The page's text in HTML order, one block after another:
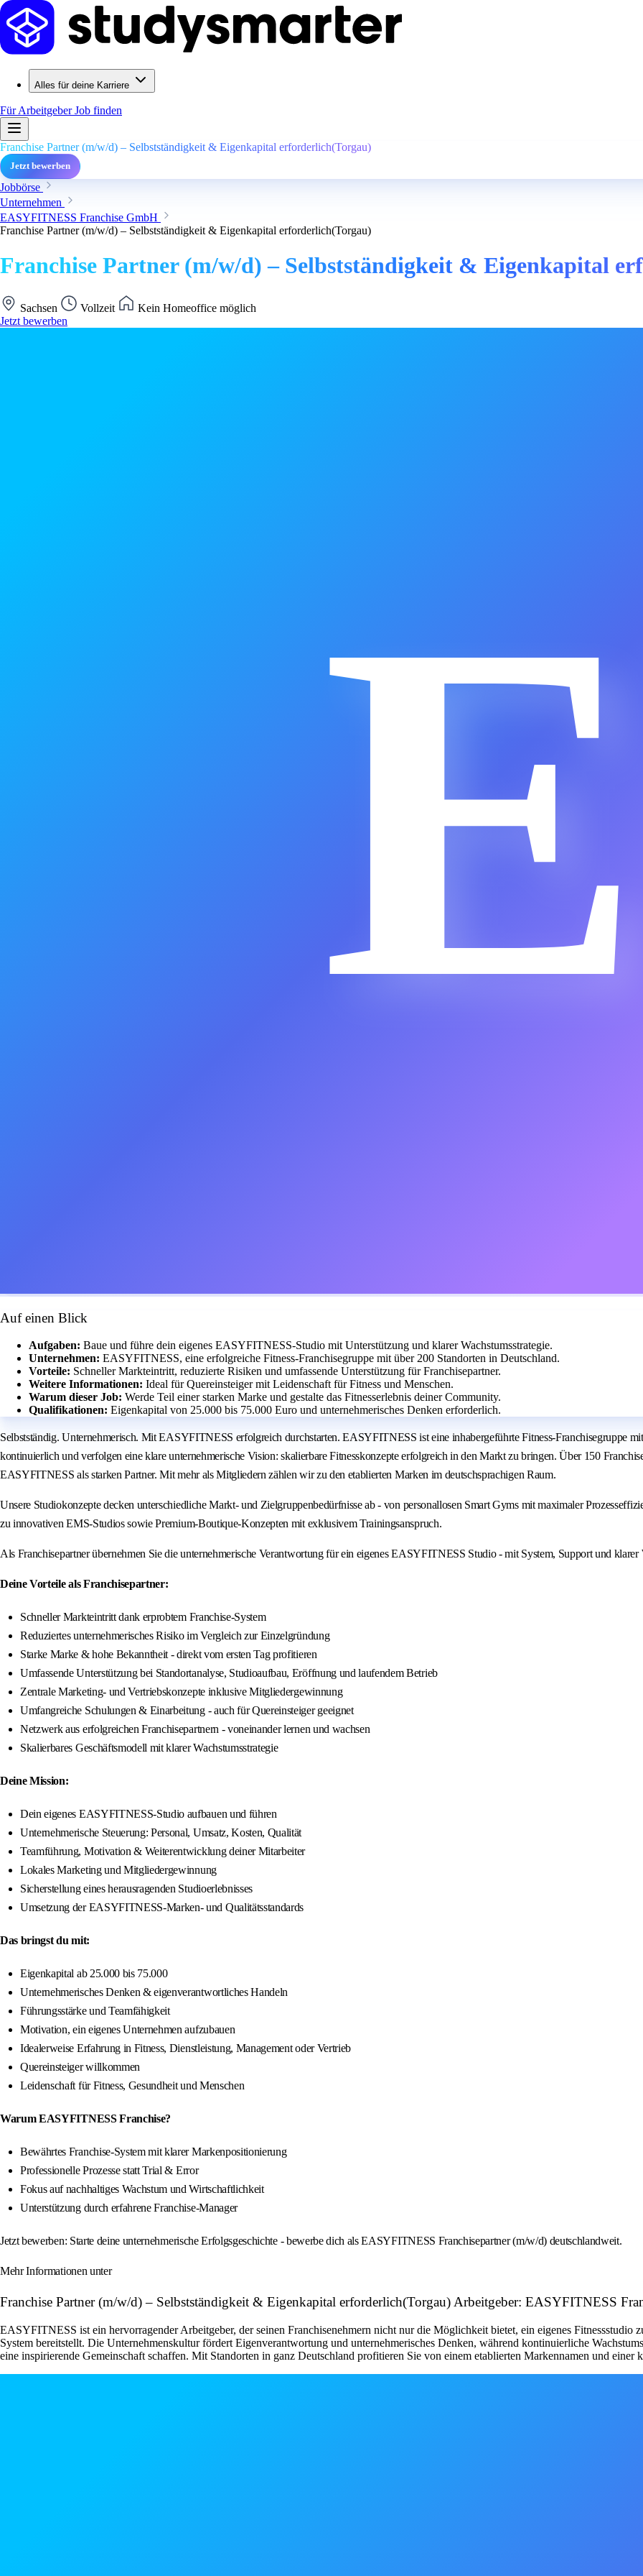
Alles für deine Karriere
Für ArbeitgeberJob finden
Franchise Partner (m/w/d) – Selbstständigkeit & Eigenkapital erforderlich(Torgau)
Jetzt bewerben
Jobbörse
Unternehmen
EASYFITNESS Franchise GmbH
Franchise Partner (m/w/d) – Selbstständigkeit & Eigenkapital erforderlich(Torgau)
Franchise Partner (m/w/d) – Selbstständigkeit & Eigenkapital
Sachsen Vollzeit
Kein Homeoffice möglich
Jetzt bewerben
E
Auf einen Blick
Aufgaben: Baue und führe dein eigenes EASYFITNESS-Studio mit Unterstützung und klarer Wachstumsstrategie.
Unternehmen: EASYFITNESS, eine erfolgreiche Fitness-Franchisegruppe mit über 200 Standorten in Deutschland.
Vorteile: Schneller Markteintritt, reduzierte Risiken und umfassende Unterstützung für Franchisepartner.
Weitere Informationen: Ideal für Quereinsteiger mit Leidenschaft für Fitness und Menschen.
Warum dieser Job: Werde Teil einer starken Marke und gestalte das Fitnesserlebnis deiner Community.
Qualifikationen: Eigenkapital von 25.000 bis 75.000 Euro und unternehmerisches Denken erforderlich.
Selbstständig. Unternehmerisch. Mit EASYFITNESS erfolgreich durchstarten. EASYFITNESS ist eine inhabergeführte Fitness-Franchisegruppe
kontinuierlich und verfolgen eine klare unternehmerische Vision: skalierbare Fitnesskonzepte erfolgreich in den Markt zu bringen. Über 150
EASYFITNESS als starken Partner. Mit mehr als Mitgliedern zählen wir zu den etablierten Marken im deutschsprachigen Raum.
Unsere Studiokonzepte decken unterschiedliche Markt- und Zielgruppenbedürfnisse ab - von personallosen Smart Gyms mit maximaler
zu innovativen EMS-Studios sowie Premium-Boutique-Konzepten mit exklusivem Trainingsanspruch.
Als Franchisepartner übernehmen Sie die unternehmerische Verantwortung für ein eigenes EASYFITNESS Studio - mit System, Support und klarer
Deine Vorteile als Franchisepartner:
Schneller Markteintritt dank erprobtem Franchise-System
Reduziertes unternehmerisches Risiko im Vergleich zur Einzelgründung
Starke Marke & hohe Bekanntheit - direkt vom ersten Tag profitieren
Umfassende Unterstützung bei Standortanalyse, Studioaufbau, Eröffnung und laufendem Betrieb
Zentrale Marketing- und Vertriebskonzepte inklusive Mitgliedergewinnung
Umfangreiche Schulungen & Einarbeitung - auch für Quereinsteiger geeignet
Netzwerk aus erfolgreichen Franchisepartnern - voneinander lernen und wachsen
Skalierbares Geschäftsmodell mit klarer Wachstumsstrategie
Deine Mission:
Dein eigenes EASYFITNESS-Studio aufbauen und führen
Unternehmerische Steuerung: Personal, Umsatz, Kosten, Qualität
Teamführung, Motivation & Weiterentwicklung deiner Mitarbeiter
Lokales Marketing und Mitgliedergewinnung
Sicherstellung eines herausragenden Studioerlebnisses
Umsetzung der EASYFITNESS-Marken- und Qualitätsstandards
Das bringst du mit:
Eigenkapital ab 25.000 bis 75.000
Unternehmerisches Denken & eigenverantwortliches Handeln
Führungsstärke und Teamfähigkeit
Motivation, ein eigenes Unternehmen aufzubauen
Idealerweise Erfahrung in Fitness, Dienstleistung, Management oder Vertrieb
Quereinsteiger willkommen
Leidenschaft für Fitness, Gesundheit und Menschen
Warum EASYFITNESS Franchise?
Bewährtes Franchise-System mit klarer Markenpositionierung
Professionelle Prozesse statt Trial & Error
Fokus auf nachhaltiges Wachstum und Wirtschaftlichkeit
Unterstützung durch erfahrene Franchise-Manager
Jetzt bewerben: Starte deine unternehmerische Erfolgsgeschichte - bewerbe dich als EASYFITNESS Franchisepartner (m/w/d) deutschlandweit.
Mehr Informationen unter
Franchise Partner (m/w/d) – Selbstständigkeit & Eigenkapital erforderlich(Torgau) Arbeitgeber: EASYFITNESS
EASYFITNESS ist ein hervorragender Arbeitgeber, der seinen Franchisenehmern nicht nur die Möglichkeit bietet, ein eigenes Fitnessstudio
System bereitstellt. Die Unternehmenskultur fördert Eigenverantwortung und unternehmerisches Denken, während kontinuierliche
eine inspirierende Gemeinschaft schaffen. Mit Standorten in ganz Deutschland profitieren Sie von einem etablierten Markennamen und